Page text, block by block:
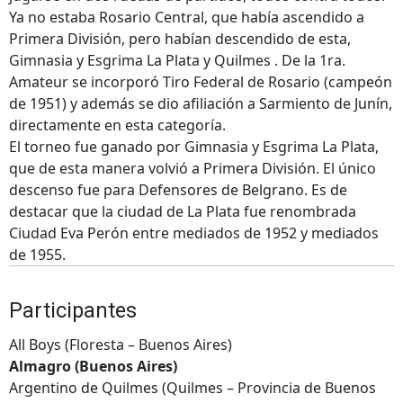
Ya no estaba Rosario Central, que había ascendido a
Primera División, pero habían descendido de esta,
Gimnasia y Esgrima La Plata y Quilmes . De la 1ra.
Amateur se incorporó Tiro Federal de Rosario (campeón
de 1951) y además se dio afiliación a Sarmiento de Junín,
directamente en esta categoría.
El torneo fue ganado por Gimnasia y Esgrima La Plata,
que de esta manera volvió a Primera División. El único
descenso fue para Defensores de Belgrano. Es de
destacar que la ciudad de La Plata fue renombrada
Ciudad Eva Perón entre mediados de 1952 y mediados
de 1955.
Participantes
All Boys (Floresta – Buenos Aires)
Almagro (Buenos Aires)
Argentino de Quilmes (Quilmes – Provincia de Buenos